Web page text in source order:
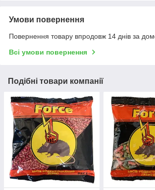
Умови повернення
Повернення товару впродовж 14 днів за
Всі умови повернення
Подібні товари компанії